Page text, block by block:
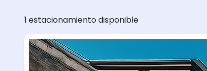
1 estacionamiento disponible